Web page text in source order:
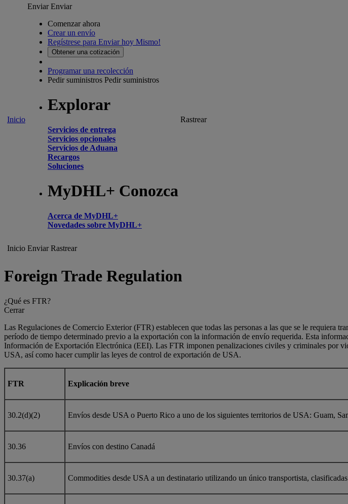
Inicio
EnviarEnviar
Comenzar ahora
Crear un envío
Regístrese para Enviar hoy Mismo!
Obtener una cotización
Programar una recolección
Pedir suministros Pedir suministros
Explorar
Servicios de entrega
Servicios opcionales
Servicios de Aduana
Recargos
Soluciones
MyDHL+ Conozca
Acerca de MyDHL+
Novedades sobre MyDHL+
Rastrear
Inicio Enviar Rastrear
Foreign Trade Regulation
¿Qué es FTR?
Cerrar
Las Regulaciones de Comercio Exterior (FTR) establecen que todas las personas a las que se le
período de tiempo determinado previo a la exportación con la información de envío requerida. Esta
Información de Exportación Electrónica (EEI). Las FTR imponen penalizaciones civiles y criminales por
USA, así como hacer cumplir las leyes de control de exportación de USA.
FTR Explicación breve
30.2(d)(2) Envíos desde USA o Puerto Rico a uno de los siguientes territorios de USA: Guam,
30.36 Envíos con destino Canadá
30.37(a) Commodities desde USA a un destinatario utilizando un único transportista,